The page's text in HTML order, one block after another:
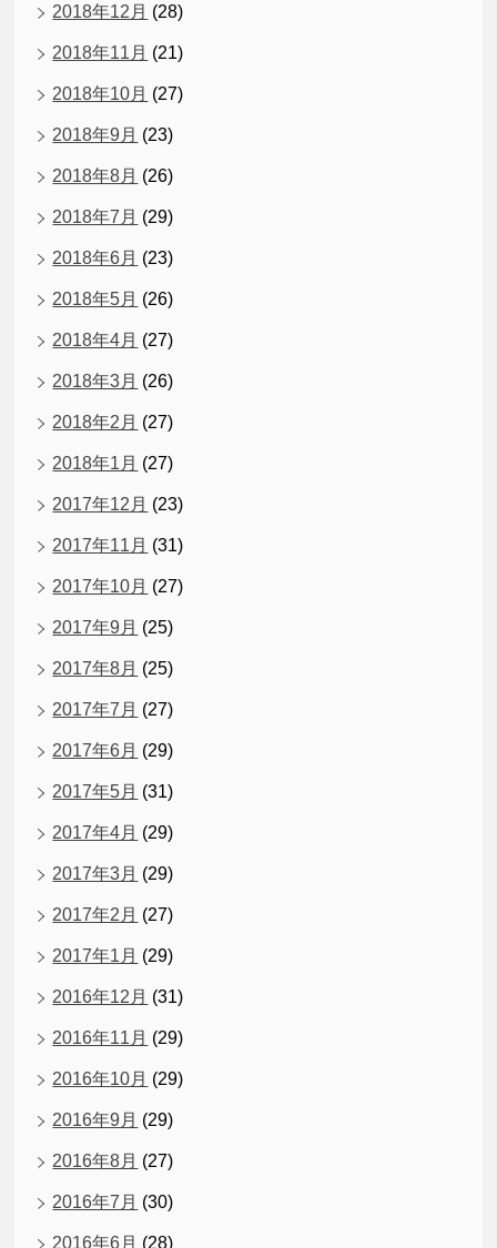
2018年12月 (28)
2018年11月 (21)
2018年10月 (27)
2018年9月 (23)
2018年8月 (26)
2018年7月 (29)
2018年6月 (23)
2018年5月 (26)
2018年4月 (27)
2018年3月 (26)
2018年2月 (27)
2018年1月 (27)
2017年12月 (23)
2017年11月 (31)
2017年10月 (27)
2017年9月 (25)
2017年8月 (25)
2017年7月 (27)
2017年6月 (29)
2017年5月 (31)
2017年4月 (29)
2017年3月 (29)
2017年2月 (27)
2017年1月 (29)
2016年12月 (31)
2016年11月 (29)
2016年10月 (29)
2016年9月 (29)
2016年8月 (27)
2016年7月 (30)
2016年6月 (28)